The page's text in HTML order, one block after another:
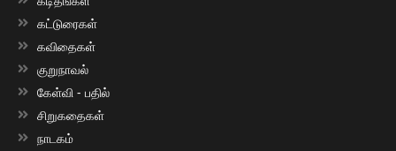
கட்டுரைகள்
கவிதைகள்
குறுநாவல்
கேள்வி - பதில்
சிறுகதைகள்
நாடகம்